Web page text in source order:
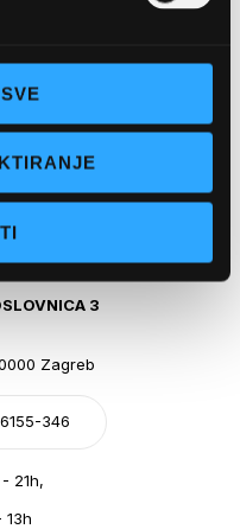
21h,
3
Zagreb
346
21h,